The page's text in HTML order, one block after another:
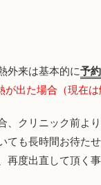
外来は基本的に予
出た場合（現在は
、クリニック前よ
ても長時間お待た
再度出直して頂く